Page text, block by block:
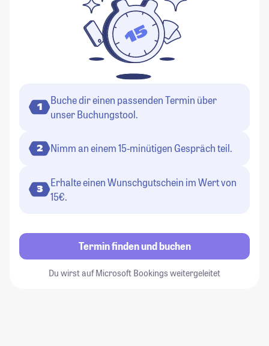
1
Buche dir einen passenden Termin über
unser Buchungstool.
2 Nimm an einem 15-minütigen Gespräch teil.
3
Erhalte einen Wunschgutschein im Wert von
15€.
Termin finden und buchen
Du wirst auf Microsoft Bookings weitergeleitet